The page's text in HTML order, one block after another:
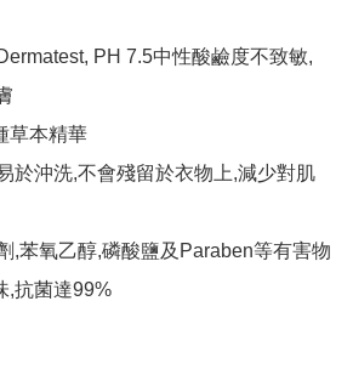
PH 7.5中性酸鹼度不致敏,
草本精華
於沖洗,不會殘留於衣物上,減少對肌
,苯氧乙醇,磷酸鹽及Paraben等有害物
,抗菌達99%